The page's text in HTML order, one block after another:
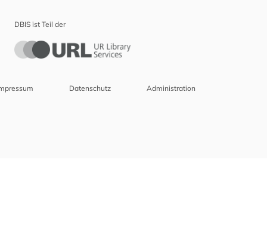
DBIS ist Teil der
Datenschutz Administration